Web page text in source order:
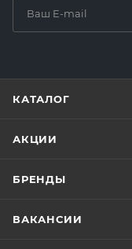
КАТАЛОГ
АКЦИИ
БРЕНДЫ
ВАКАНСИИ